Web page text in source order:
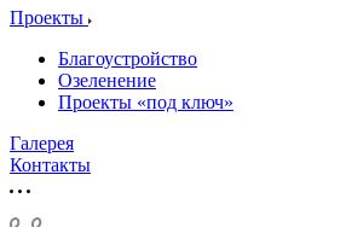
Проекты
Благоустройство
Озеленение
Проекты «под ключ»
Галерея
Контакты